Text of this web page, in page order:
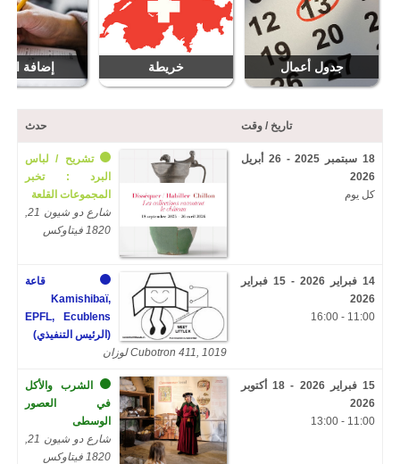
جدول أعمال خريطة إضافة
تاريخ / وقت حدث
18 سبتمبر 2025 - 26 أبريل
2026
كل يوم
تشريح / لباس
البرد : تخبر
المجموعات القلعة
شارع دو شيون 21,
1820 فيتاوكس
14 فبراير 2026 - 15 فبراير
2026
11:00 - 16:00
قاعة
Kamishibaï,
EPFL, Ecublens
(الرئيس التنفيذي)
Cubotron 411, 1019 لوزان
15 فبراير 2026 - 18 أكتوبر
2026
11:00 - 13:00
الشرب والأكل
في العصور
الوسطى
شارع دو شيون 21,
1820 فيتاوكس